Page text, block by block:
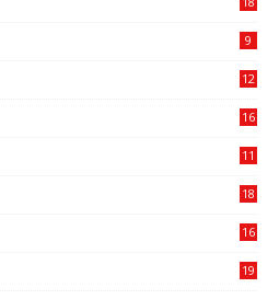
9
12
16
11
18
16
19